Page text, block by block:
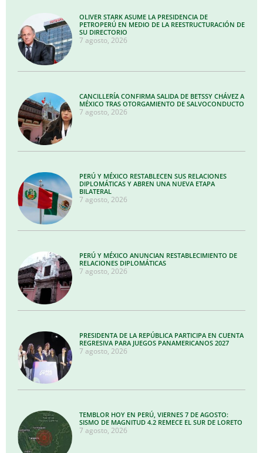
OLIVER STARK ASUME LA PRESIDENCIA DE
PETROPERÚ EN MEDIO DE LA REESTRUCTURACIÓN DE
SU DIRECTORIO
7 agosto, 2026
CANCILLERÍA CONFIRMA SALIDA DE BETSSY CHÁVEZ A
MÉXICO TRAS OTORGAMIENTO DE SALVOCONDUCTO
7 agosto, 2026
PERÚ Y MÉXICO RESTABLECEN SUS RELACIONES
DIPLOMÁTICAS Y ABREN UNA NUEVA ETAPA
BILATERAL
7 agosto, 2026
PERÚ Y MÉXICO ANUNCIAN RESTABLECIMIENTO DE
RELACIONES DIPLOMÁTICAS
7 agosto, 2026
PRESIDENTA DE LA REPÚBLICA PARTICIPA EN CUENTA
REGRESIVA PARA JUEGOS PANAMERICANOS 2027
7 agosto, 2026
TEMBLOR HOY EN PERÚ, VIERNES 7 DE AGOSTO:
SISMO DE MAGNITUD 4.2 REMECE EL SUR DE LORETO
7 agosto, 2026